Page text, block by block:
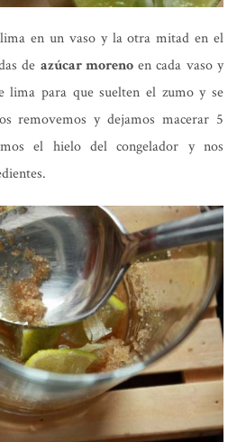
en un vaso y la otra mitad en el
de azúcar morenoen cada vaso y
lima para que suelten el zumo y se
removemos y dejamos macerar 5
el hielo del congelador y nos